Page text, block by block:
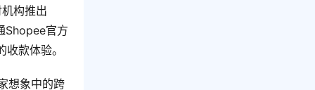
构推出
Shopee官方
款体验。
想象中的跨